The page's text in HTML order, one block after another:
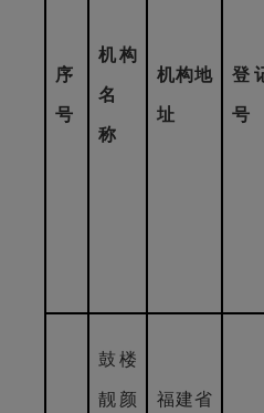
序
号
机构
名
称
机构地
址
登
号
鼓楼
靓颜 福建省